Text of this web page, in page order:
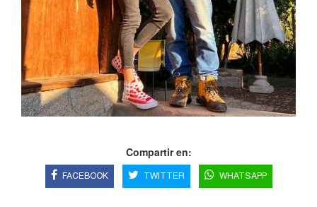
Compartir en:
FACEBOOK TWITTER WHATSAPP